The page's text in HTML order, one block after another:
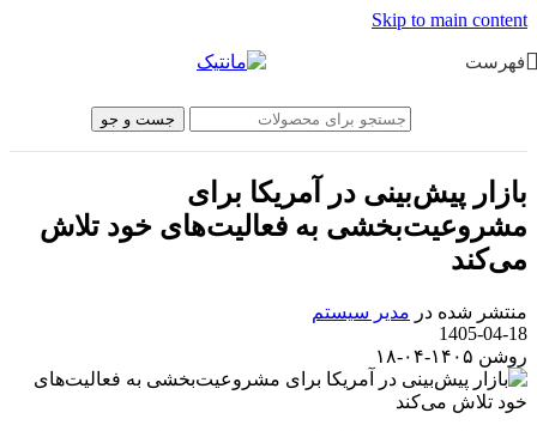
Skip to main content
فهرست
جست و جو
بازار پیش‌بینی در آمریکا برای
مشروعیت‌بخشی به فعالیت‌های خود تلاش
می‌کند
منتشر شده در مدیر سیستم
1405-04-18
روشن ۱۴۰۵-۰۴-۱۸